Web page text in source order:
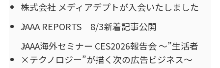
株式会社 メディアデプトが入会いたしました
JAAA REPORTS 8/3新着記事公開
JAAA海外セミナー CES2026報告会 ～”生活者
×テクノロジー”が描く次の広告ビジネス～